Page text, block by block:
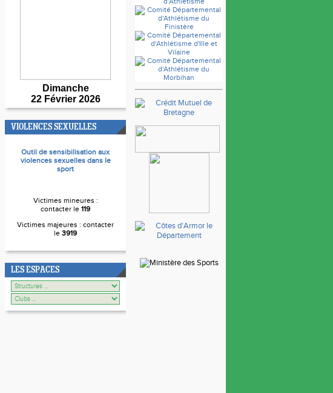
Dimanche
22 Février 2026
VIOLENCES SEXUELLES
Outil de sensibilisation aux
violences sexuelles dans le
sport
Victimes mineures :
contacter le 119
Victimes majeures : contacter
le 3919
LES ESPACES